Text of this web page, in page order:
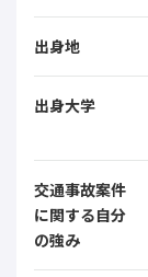
出身地
出身大学
交通事故案件
に関する自分
の強み